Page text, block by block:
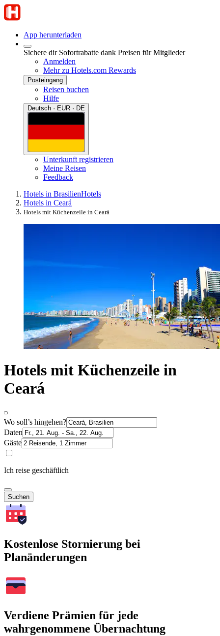
App herunterladen
Sichere dir Sofortrabatte dank Preisen für Mitglieder
Anmelden
Mehr zu Hotels.com Rewards
Posteingang
Reisen buchen
Hilfe
Deutsch · EUR · DE
Unterkunft registrieren
Meine Reisen
Feedback
Hotels in BrasilienHotels
Hotels in Ceará
Hotels mit Küchenzeile in Ceará
Hotels mit Küchenzeile in
Ceará
Wo soll’s hingehen?
Daten
Gäste
Ich reise geschäftlich
Suchen
Kostenlose Stornierung bei
Planänderungen
Verdiene Prämien für jede
wahrgenommene Übernachtung